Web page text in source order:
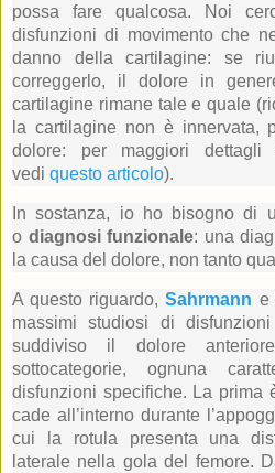
possa fare qualcosa. Noi
disfunzioni di movimento che
danno della cartilagine: se
correggerlo, il dolore in
cartilagine rimane tale e quale
la cartilagine non è innervata,
dolore: per maggiori dettagli
vedi questo articolo).
In sostanza, io ho bisogno di
o diagnosi funzionale: una
la causa del dolore, non tanto
A questo riguardo,Sahrmann e
massimi studiosi di
suddiviso il dolore
sottocategorie, ognuna
disfunzioni specifiche. La
cade all’interno durante
cui la rotula presenta una
laterale nella gola del femore.